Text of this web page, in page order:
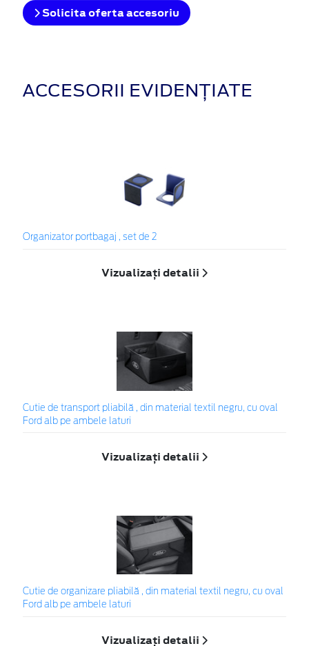
Solicita oferta accesoriu
ACCESORII EVIDENȚIATE
Organizator portbagaj , set de 2
Vizualizați detalii
Cutie de transport pliabilă , din material textil negru, cu oval
Ford alb pe ambele laturi
Vizualizați detalii
Cutie de organizare pliabilă , din material textil negru, cu oval
Ford alb pe ambele laturi
Vizualizați detalii